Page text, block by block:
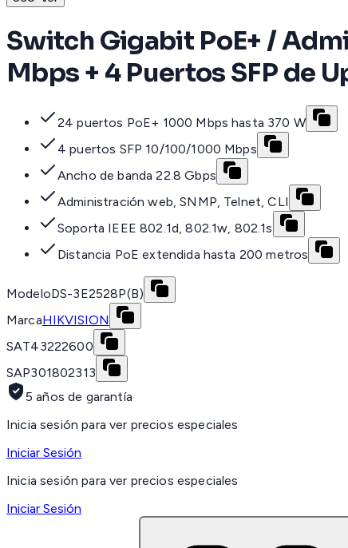
Switch Gigabit PoE+ /
Mbps + 4 Puertos SFP de
24 puertos PoE+ 1000 Mbps hasta 370 W
4 puertos SFP 10/100/1000 Mbps
Ancho de banda 22.8 Gbps
Administración web, SNMP, Telnet, CLI
Soporta IEEE 802.1d, 802.1w, 802.1s
Distancia PoE extendida hasta 200 metros
ModeloDS-3E2528P(B)
MarcaHIKVISION
SAT43222600
SAP301802313
5 años de garantía
Inicia sesión para ver precios especiales
Iniciar Sesión
Inicia sesión para ver precios especiales
Iniciar Sesión